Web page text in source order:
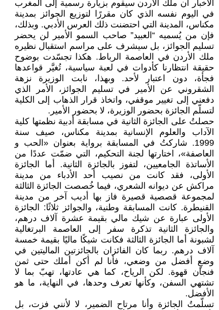
الأخبار أن ملك الأردن سيقوم بزيارة رسمية إلى المغرب
في اليوم نفسه الذي كان مقررًا لتوزيع الجوائز بمدينة
مكناس، المدينة التي احتضنت ذلك العرس الأدبي. وبذلك،
فإن من يُسميه “العبيد” صاحب السمو الأمير لن يحضر
تسليم الجوائز، بل سيشرف على مراسم استقبال نظيره
ملك الأردن في العاصمة الرباط. هكذا تجسّدت بوضوح
حقيقة انتظارنا كأدوات في لعبة سياسية، تُغيَّر قواعدها
فجأة، دون اعتبار لأحد. وبهذا، نابت الوزيرة نزهة
الشقروني عن الأمير في تسليم الجوائز، الأمر الذي
دفعني إلى تغيير موقفي، واتخاذ قرار الذهاب إلى الكلية
لتسلّم الجائزة بحضور الوزيرة، لا بحضور الأمير.
حصلتُ على الجائزة الثانية في مسابقة أدبية نظمتها كلية
الآداب والعلوم الإنسانية بمدينة مكناس، صيف سنة
1999. شاركتُ في المسابقة برواية بعنوان «الحب و
العاصفة»، اختارتها لجنة التحكيم، التي ضمّت عددًا من
الأساتذة الجامعيين، لتفوز بالجائزة الثانية. أما الجائزة
الأولى، فقد كانت من نصيب أحد الأدباء من مدينة
مراكش عن ديوانه الشعري، فيما خُصصت الجائزة الثالثة
لمجموعة قصصية قصيرة فاز بها أديب آخر من مدينة
القنيطرة. كانت المسابقة وطنية، والجوائز ثلاثًا: الجائزة
الأولى عبارة عن شيك مالي بقيمة عشرة آلاف درهم،
والجائزة الثانية تذكرة سفر إلى العاصمة البرتغالية
لشبونة أما الجائزة الثالثة فكانت شيكًا ماليًا بقيمة خمسة
آلاف درهم. ربما كان الفائزان بالجائزتين الماليتين في
وضعٍ أفضل من وضعي، فأنا لم أكن أملك حتى ثمن
فنجان قهوة. لكن الرياح، كما هي عادتها، تهبّ بما لا
تشتهي السفن، وكأنها تعرف وحدها، في النهاية، ما هو
الأفضل.
تسلّمتُ الجائزة وأنا مرتاح الضمير، لا لأنني فزت، بل